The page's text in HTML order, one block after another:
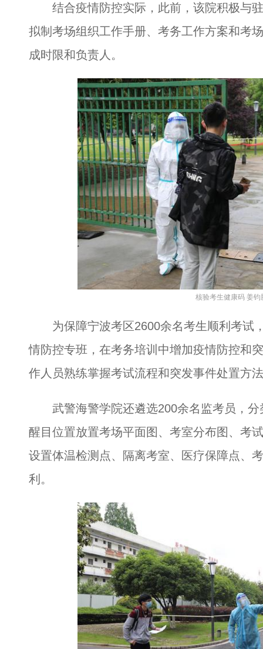
结合疫情防控实际，此前，该院积极与驻
拟制考场组织工作手册、考务工作方案和考
成时限和负责人。
核验考生健康码 姜钧
为保障宁波考区2600余名考生顺利考试
情防控专班，在考务培训中增加疫情防控和
作人员熟练掌握考试流程和突发事件处置方
武警海警学院还遴选200余名监考员，分
醒目位置放置考场平面图、考室分布图、考
设置体温检测点、隔离考室、医疗保障点、
利。